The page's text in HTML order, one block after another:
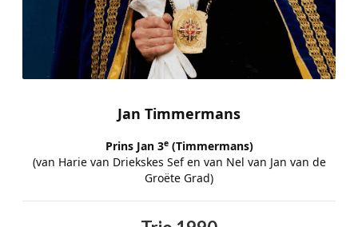
Jan Timmermans
Prins Jan 3e(Timmermans)
(van Harie van Driekskes Sef en van Nel van Jan van de
Groëte Grad)